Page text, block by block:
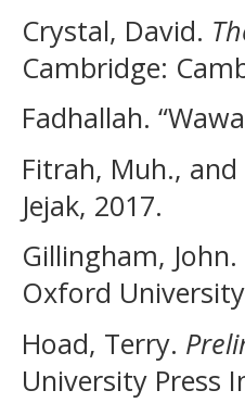
Crystal, David.
Cambridge:
Fadhallah.
Fitrah, Muh.,
Jejak, 2017.
Gillingham, John.
Oxford
Hoad, Terry.
University Press